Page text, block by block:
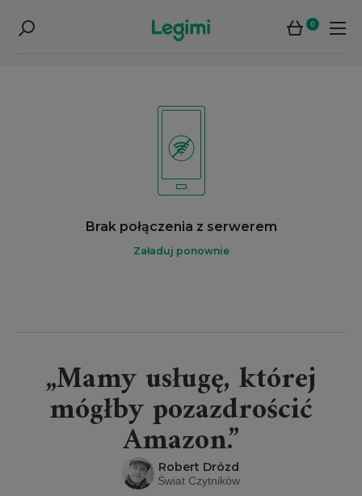
0
Brak połączenia z serwerem
Załaduj ponownie
„Mamy usługę, której
mógłby pozazdrościć
Amazon.”
Robert Drózd
Świat Czytników